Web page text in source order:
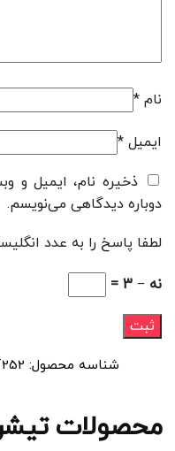
نام *
ایمیل *
ذخیره نام، ایمیل و
دوباره دیدگاهی می‌نویسم.
لطفا پاسخ را به عدد
نه − 3 =
شناسه محصول:
محصولات